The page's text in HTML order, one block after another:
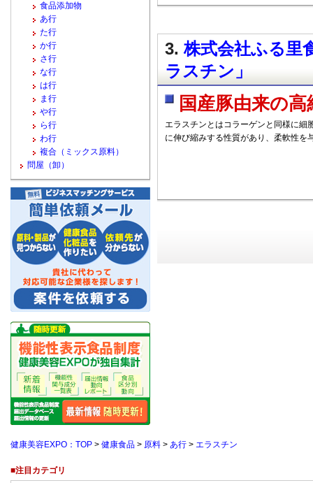
3.株式会社ふる里
ラスチン」
国産豚由来の
エラスチンとはコラーゲンと同様に細
に伸び縮みする性質があり、柔軟性を
食品添加物
あ行
た行
か行
さ行
な行
は行
ま行
や行
ら行
わ行
複合（ミックス原料）
問屋（卸）
健康美容EXPO：TOP > 健康食品 > 原料 > あ行 > エラスチン
■注目カテゴリ